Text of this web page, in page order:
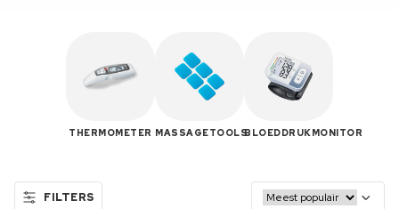
THERMOMETER MASSAGETOOLSBLOEDDRUKMONITOR
FILTERS